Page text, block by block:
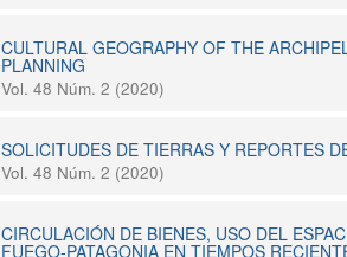
CULTURAL GEOGRAPHY OF THE
PLANNING
Vol. 48 Núm. 2 (2020)
SOLICITUDES DE TIERRAS Y REPORTES
Vol. 48 Núm. 2 (2020)
CIRCULACIÓN DE BIENES, USO DEL
FUEGO-PATAGONIA EN TIEMPOS